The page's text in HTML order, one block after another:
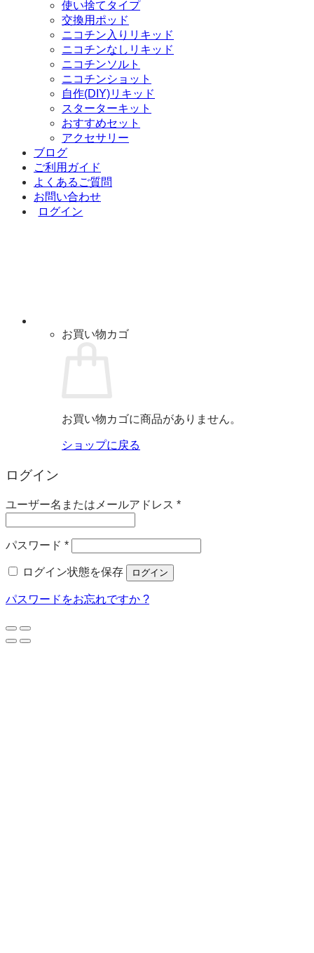
使い捨てタイプ
交換用ポッド
ニコチン入りリキッド
ニコチンなしリキッド
ニコチンソルト
ニコチンショット
自作(DIY)リキッド
スターターキット
おすすめセット
アクセサリー
ブログ
ご利用ガイド
よくあるご質問
お問い合わせ
ログイン
お買い物カゴ
お買い物カゴに商品がありません。
ショップに戻る
ログイン
ユーザー名またはメールアドレス *必
パスワード *必
ログイン状態を保存
ログイン
パスワードをお忘れですか ?